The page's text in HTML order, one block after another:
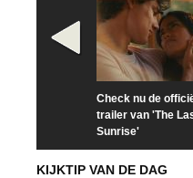
Check nu de
trailer van 'The
Sunrise'
KIJKTIP VAN DE DAG